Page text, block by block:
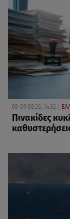
09.08.26, 14:32
Πινακίδες